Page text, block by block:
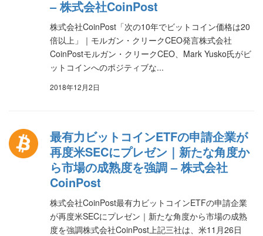
– 株式会社CoinPost
株式会社CoinPost「次の10年でビットコイン価格は20
倍以上」｜モルガン・クリークCEO発言株式会社
CoinPostモルガン・クリークCEO、Mark Yusko氏がビ
ットコインへのポジティブな...
2018年12月2日
最有力ビットコインETFの申請企業が
再度米SECにプレゼン｜新たな角度か
ら市場の成熟度を強調 – 株式会社
CoinPost
株式会社CoinPost最有力ビットコインETFの申請企業
が再度米SECにプレゼン｜新たな角度から市場の成熟
度を強調株式会社CoinPost上記三社は、米11月26日